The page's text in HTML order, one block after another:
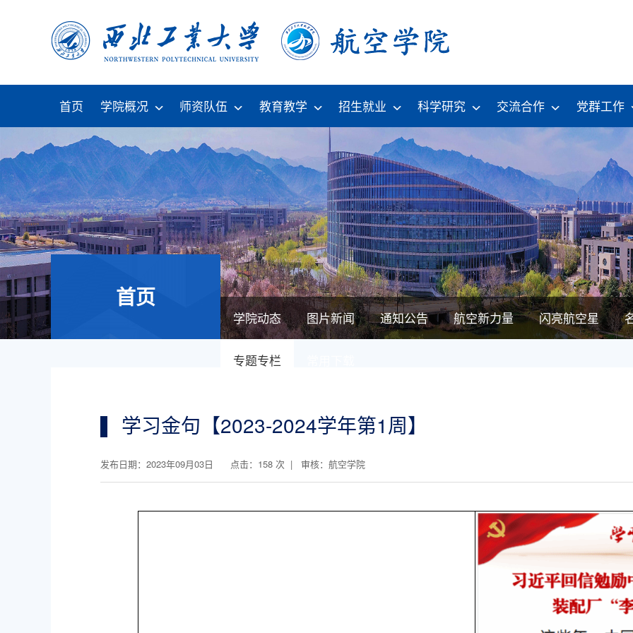
首页 学院概况 师资队伍 教育教学 招生就业 科学研究 交流合作 党群工作
首页
学院动态 图片新闻 通知公告 航空新力量 闪亮航空星
专题专栏
学习金句【2023-2024学年第1周】
发布日期：2023年09月03日 点击： 158 次 | 审核：航空学院